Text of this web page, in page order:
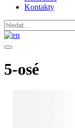
Kontakty
5-osé